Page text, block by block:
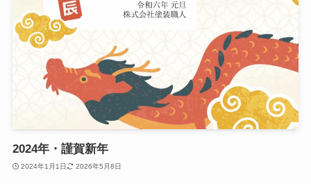
2024年・謹賀新年
2024年1月1日 2026年5月8日